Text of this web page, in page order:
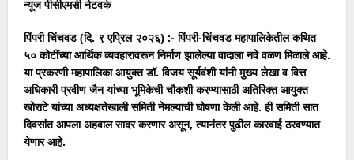
न्यूज पीसीएमसी नेटवर्क
पिंपरी चिंचवड (दि. ९ एप्रिल २०२६) :- पिंपरी-चिंचवड महापालिकेतील कथित
५० कोटींच्या आर्थिक व्यवहारावरून निर्माण झालेल्या वादाला नवे वळण मिळाले आहे.
या प्रकरणी महापालिका आयुक्त डॉ. विजय सूर्यवंशी यांनी मुख्य लेखा व वित्त
अधिकारी प्रवीण जैन यांच्या भूमिकेची चौकशी करण्यासाठी अतिरिक्त आयुक्त
खोराटे यांच्या अध्यक्षतेखाली समिती नेमल्याची घोषणा केली आहे. ही समिती सात
दिवसांत आपला अहवाल सादर करणार असून, त्यानंतर पुढील कारवाई ठरवण्यात
येणार आहे.